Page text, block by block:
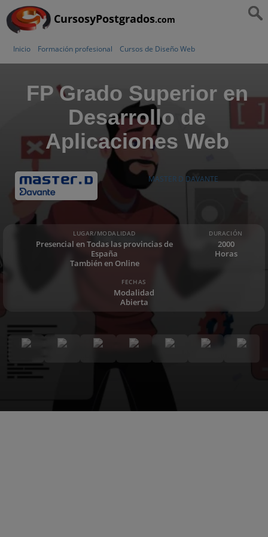
CursosyPostgrados.com
Inicio Formación profesional Cursos de Diseño Web
FP Grado Superior en
Desarrollo de
Aplicaciones Web
MASTER D DAVANTE
LUGAR/MODALIDAD
Presencial en Todas las provincias de
España
También en Online
DURACIÓN
2000
Horas
FECHAS
Modalidad
Abierta